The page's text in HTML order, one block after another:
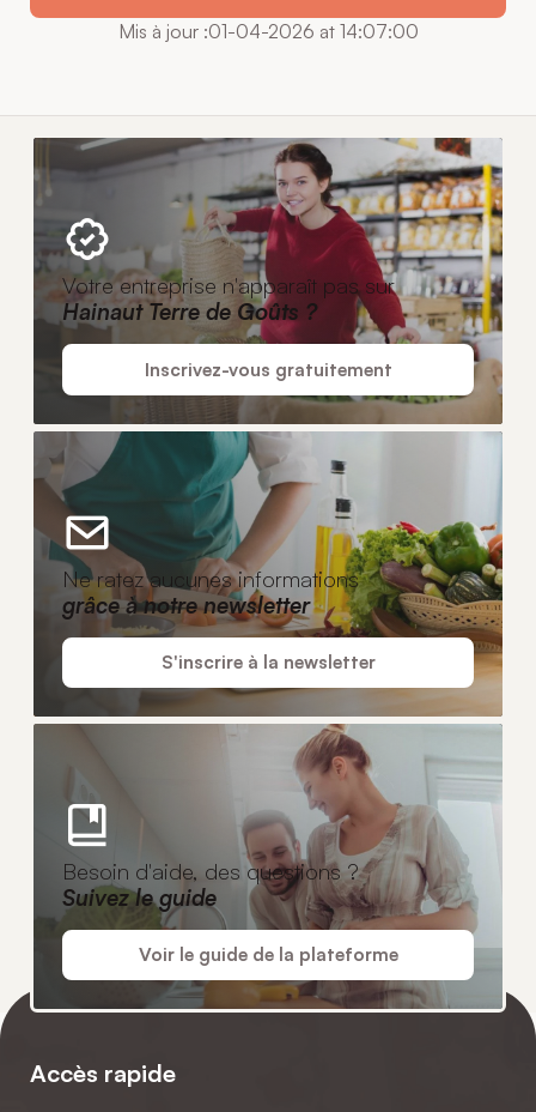
Mis à jour :01-04-2026 at 14:07:00
Votre entreprise n'apparaît pas sur
Hainaut Terre de Goûts ?
Inscrivez-vous gratuitement
Ne ratez aucunes informations
grâce à notre newsletter
S'inscrire à la newsletter
Besoin d'aide, des questions ?
Suivez le guide
Voir le guide de la plateforme
Accès rapide